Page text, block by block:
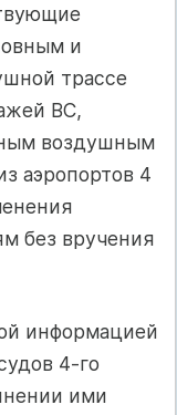
и
трассе
ВС,
воздушным
аэропортов 4
без вручения
информацией
4-го
ими